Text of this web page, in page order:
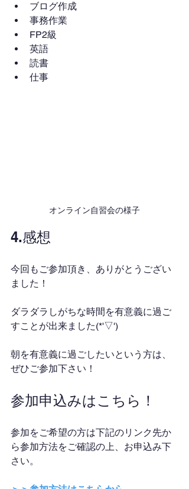
ブログ作成
事務作業
FP2級
英語
読書
仕事
オンライン自習会の様子
4.感想
今回もご参加頂き、ありがとうござい
ました！
ダラダラしがちな時間を有意義に過ご
すことが出来ました(*'▽')
朝を有意義に過ごしたいという方は、
ぜひご参加下さい！
参加申込みはこちら！
参加をご希望の方は下記のリンク先か
ら参加方法をご確認の上、お申込み下
さい。